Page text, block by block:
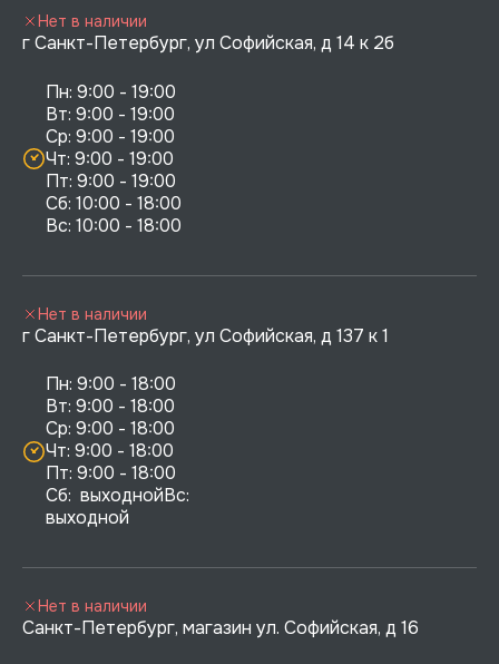
г Санкт-Петербург, ул Софийская, д 14 к 2б
Пн: 9:00 - 19:00
Вт: 9:00 - 19:00
Ср: 9:00 - 19:00
Чт: 9:00 - 19:00
Пт: 9:00 - 19:00
Сб: 10:00 - 18:00
Нет в наличии
г Санкт-Петербург, ул Софийская, д 137 к 1
Пн: 9:00 - 18:00
Вт: 9:00 - 18:00
Ср: 9:00 - 18:00
Чт: 9:00 - 18:00
Пт: 9:00 - 18:00
Сб:  выходнойВс:
выходной
Нет в наличии
Санкт-Петербург, магазин ул. Софийская, д 16
Нет в наличии